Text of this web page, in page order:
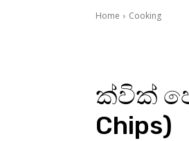
Home Cooking
ක්වික්
Chips)